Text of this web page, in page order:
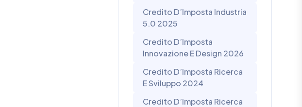
Credito D’Imposta Industria
5.0 2025
Credito D’Imposta
Innovazione E Design 2026
Credito D’Imposta Ricerca
E Sviluppo 2024
Credito D’Imposta Ricerca